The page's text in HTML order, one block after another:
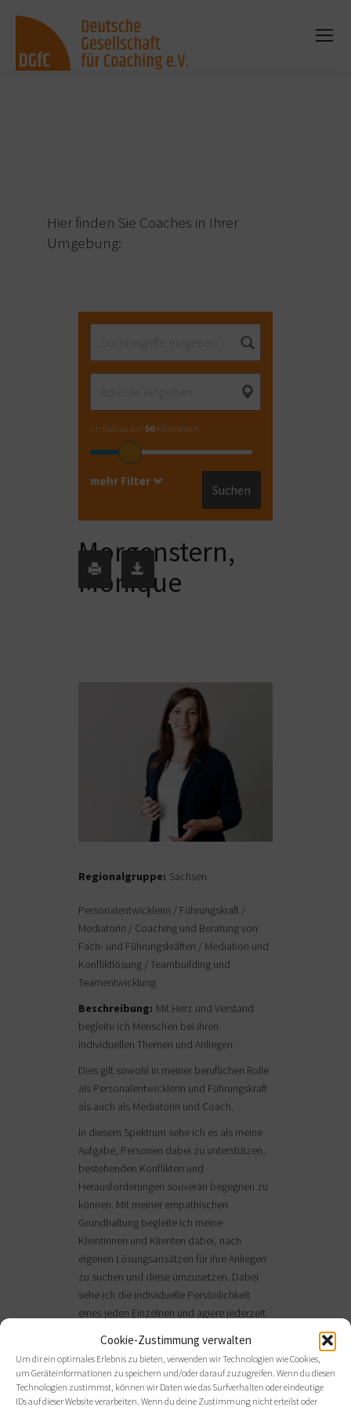
Cookie-Zustimmung verwalten
Um dir ein optimales Erlebnis zu bieten, verwenden wir Technologien wie Cookies,
um Geräteinformationen zu speichern und/oder darauf zuzugreifen. Wenn du diesen
Technologien zustimmst, können wir Daten wie das Surfverhalten oder eindeutige
IDs auf dieser Website verarbeiten. Wenn du deine Zustimmung nicht erteilst oder
Hier finden Sie Coaches in Ihrer
Umgebung:
im Radius von 50Kilometern
Suchen
mehr Filter
Morgenstern,
Monique
Regionalgruppe: Sachsen
Personalentwicklerin / Führungskraft /
Mediatorin / Coaching und Beratung von
Fach- und Führungskräften / Mediation und
Konfliktlösung / Teambuilding und
Teamentwicklung
Beschreibung: Mit Herz und Verstand
begleite ich Menschen bei ihren
individuellen Themen und Anliegen.
Dies gilt sowohl in meiner beruflichen Rolle
als Personalentwicklerin und Führungskraft
als auch als Mediatorin und Coach.
In diesem Spektrum sehe ich es als meine
Aufgabe, Personen dabei zu unterstützen,
bestehenden Konflikten und
Herausforderungen souverän begegnen zu
können. Mit meiner empathischen
Grundhaltung begleite ich meine
Klientinnen und Klienten dabei, nach
eigenen Lösungsansätzen für ihre Anliegen
zu suchen und diese umzusetzen. Dabei
sehe ich die individuelle Persönlichkeit
eines jeden Einzelnen und agiere jederzeit
Ich bin davon überzeugt, dass in jeder
herausfordernden Situation die Chance auf
persönliches Wachstum liegt. Diese zu